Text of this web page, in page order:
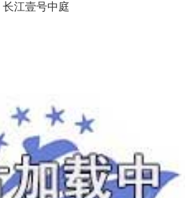
长江壹号中庭